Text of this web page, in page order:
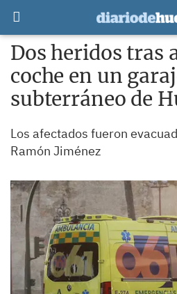
Dos heridos tras
coche en un
subterráneo de
Los afectados fueron
Ramón Jiménez